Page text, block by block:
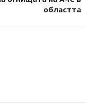
областта